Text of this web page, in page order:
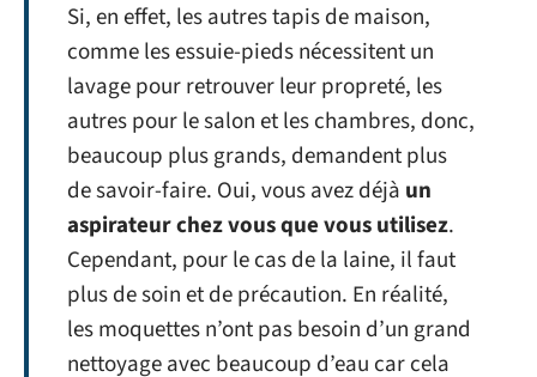
Si, en effet, les autres tapis de maison,
comme les essuie-pieds nécessitent un
lavage pour retrouver leur propreté, les
autres pour le salon et les chambres, donc,
beaucoup plus grands, demandent plus
de savoir-faire. Oui, vous avez déjà un
aspirateur chez vous que vous utilisez.
Cependant, pour le cas de la laine, il faut
plus de soin et de précaution. En réalité,
les moquettes n’ont pas besoin d’un grand
nettoyage avec beaucoup d’eau car cela